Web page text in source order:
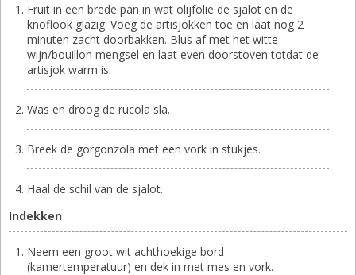
Fruit in een brede pan in wat olijfolie de sjalot en de
knoflook glazig. Voeg de artisjokken toe en laat nog 2
minuten zacht doorbakken. Blus af met het witte
wijn/bouillon mengsel en laat even doorstoven totdat de
artisjok warm is.
Was en droog de rucola sla.
Breek de gorgonzola met een vork in stukjes.
Haal de schil van de sjalot.
Indekken
Neem een groot wit achthoekige bord
(kamertemperatuur) en dek in met mes en vork.